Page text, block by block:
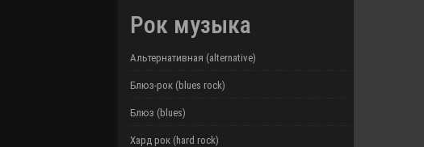
Рок музыка
Альтернативная (alternative)
Блюз-рок (blues rock)
Блюз (blues)
Хард рок (hard rock)